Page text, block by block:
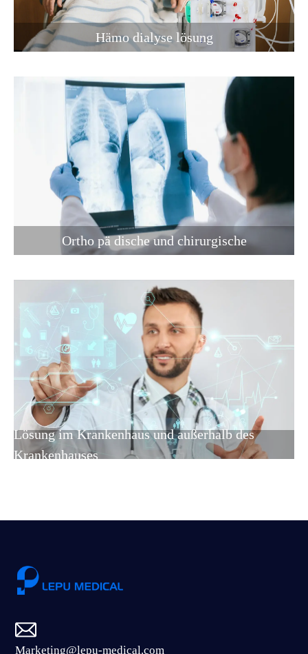
Hämo dialyse lösung
Ortho pä dische und chirurgische
Lösung im Krankenhaus und außerhalb des
Krankenhauses
Marketing@lepu-medical.com